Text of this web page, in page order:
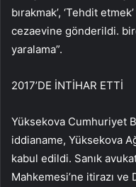
bırakmak’, ‘Tehdit
cezaevine gönderildi.
yaralama”.
2017’DE İNTİHAR ETTİ
Yüksekova Cumhuriyet
iddianame, Yüksekova
kabul edildi. Sanık
Mahkemesi’ne itirazı ve